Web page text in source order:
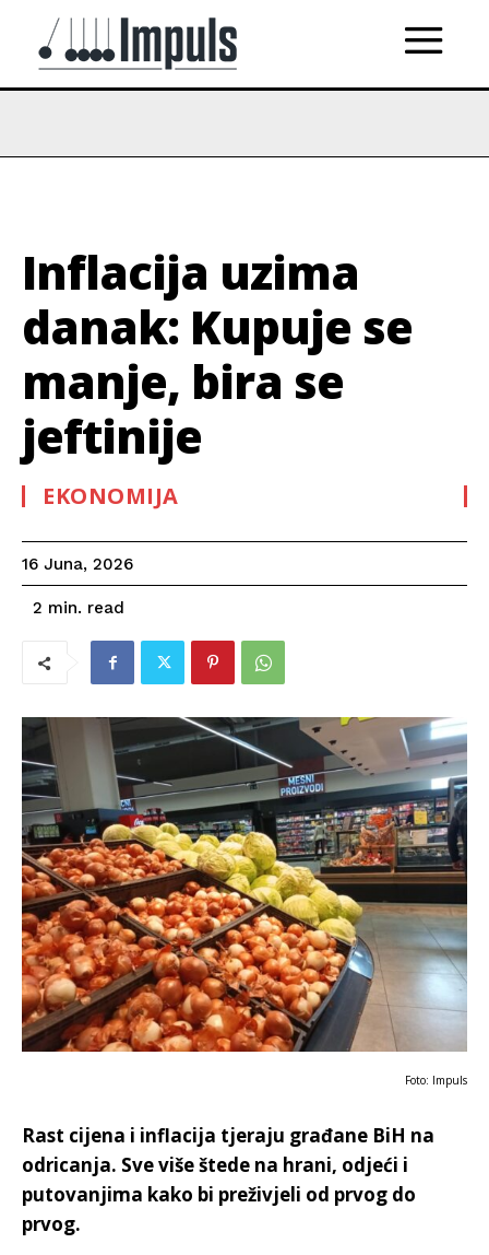
Inflacija uzima
danak: Kupuje se
manje, bira se
jeftinije
EKONOMIJA
16 Juna, 2026
2 min. read
Foto: Impuls
Rast cijena i inflacija tjeraju građane BiH na
odricanja. Sve više štede na hrani, odjeći i
putovanjima kako bi preživjeli od prvog do
prvog.